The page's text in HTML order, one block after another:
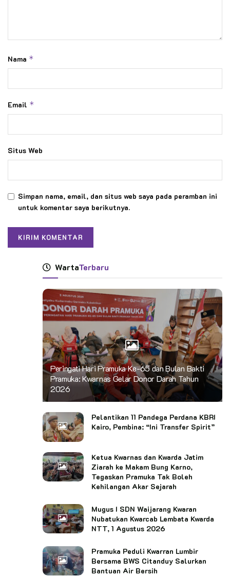
Nama *
Email *
Situs Web
Simpan nama, email, dan situs web saya pada peramban ini
untuk komentar saya berikutnya.
WartaTerbaru
Peringati Hari Pramuka Ke-65 dan Bulan Bakti
Pramuka: Kwarnas Gelar Donor Darah Tahun
2026
Pelantikan 11 Pandega Perdana KBRI
Kairo, Pembina: “Ini Transfer Spirit”
Ketua Kwarnas dan Kwarda Jatim
Ziarah ke Makam Bung Karno,
Tegaskan Pramuka Tak Boleh
Kehilangan Akar Sejarah
Mugus I SDN Waijarang Kwaran
Nubatukan Kwarcab Lembata Kwarda
NTT, 1 Agustus 2026
Pramuka Peduli Kwarran Lumbir
Bersama BWS Citanduy Salurkan
Bantuan Air Bersih